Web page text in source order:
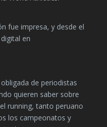
fue impresa, y desde el
en
de periodistas
quieren saber sobre
running, tanto peruano
los campeonatos y